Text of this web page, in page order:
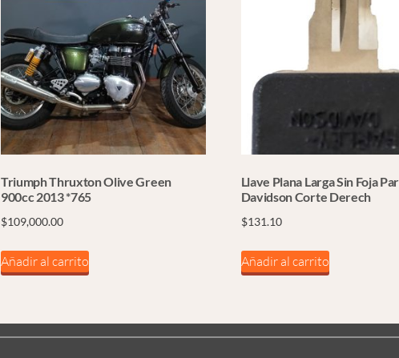
Triumph Thruxton Olive Green
900cc 2013 *765
$109,000.00
Añadir al carrito
Llave Plana Larga Sin Foja
Davidson Corte Derech
$131.10
Añadir al carrito